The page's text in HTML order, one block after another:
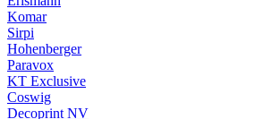
Komar
Sirpi
Hohenberger
Paravox
KT Exclusive
Coswig
Decoprint NV